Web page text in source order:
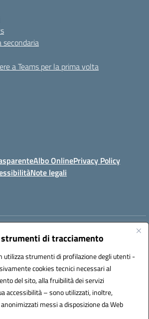
di tracciamento
utilizza strumenti di profilazione degli utenti -
cookies tecnici necessari al
del sito, alla fruibilità dei servizi
accessibilità – sono utilizzati, inoltre,
messi a disposizione da Web
a Teams per la prima volta
Albo OnlinePrivacy Policy
Note legali
Email:anic813007@istruzione.it
(PEC):
anic813007@pec.istruzione.it
anic813007
Amministrazioni (IPA): istsc_anic813007
(CUF): UFWP60